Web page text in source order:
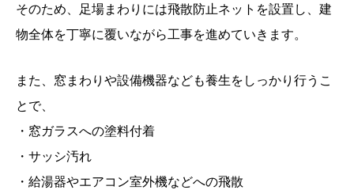
そのため、足場まわりには飛散防止ネットを設置し、建
物全体を丁寧に覆いながら工事を進めていきます。
また、窓まわりや設備機器なども養生をしっかり行うこ
とで、
・窓ガラスへの塗料付着
・サッシ汚れ
・給湯器やエアコン室外機などへの飛散